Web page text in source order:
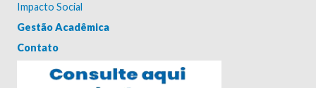
Impacto Social
Gestão Acadêmica
Contato